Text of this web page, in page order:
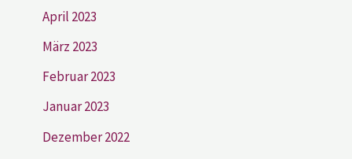
April 2023
März 2023
Februar 2023
Januar 2023
Dezember 2022